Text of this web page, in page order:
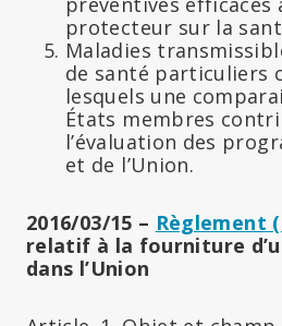
protecteur sur la
Maladies
de santé particuliers
lesquels une
États membres
l’évaluation des
et de l’Union.
2016/03/15 – Règlement
relatif à la fourniture
dans l’Union